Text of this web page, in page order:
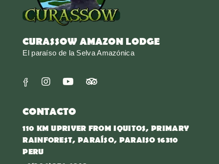
CURASSOW AMAZON LODGE
El paraíso de la Selva Amazónica
CONTACTO
110 KM UPRIVER FROM IQUITOS, PRIMARY
RAINFOREST, PARAÍSO, PARAISO 16310
PERU